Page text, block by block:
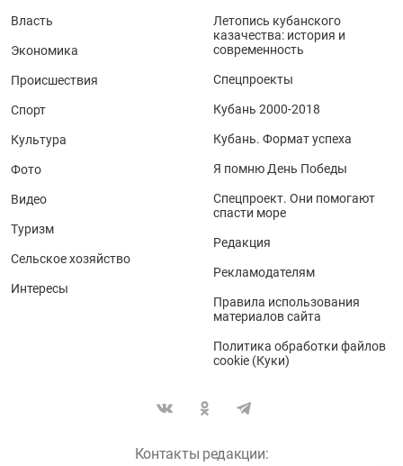
Власть
Экономика
Происшествия
Спорт
Культура
Фото
Видео
Туризм
Сельское хозяйство
Интересы
Летопись кубанского
казачества: история и
современность
Спецпроекты
Кубань 2000-2018
Кубань. Формат успеха
Я помню День Победы
Спецпроект. Они помогают
спасти море
Редакция
Рекламодателям
Правила использования
материалов сайта
Политика обработки файлов
cookie (Куки)
Контакты редакции: